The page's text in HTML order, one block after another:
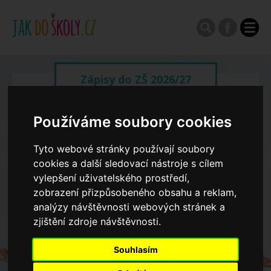
Používáme soubory cookies
Tyto webové stránky používají soubory
cookies a další sledovací nástroje s cílem
vylepšení uživatelského prostředí,
zobrazení přizpůsobeného obsahu a reklam,
analýzy návštěvnosti webových stránek a
zjištění zdroje návštěvnosti.
Souhlasím
Zápisy do ZŠ 2026/27
Výroční zprávy
Spádové oblasti ZŠ
Koncepce školství
Dny otevřených dveří ZŠ